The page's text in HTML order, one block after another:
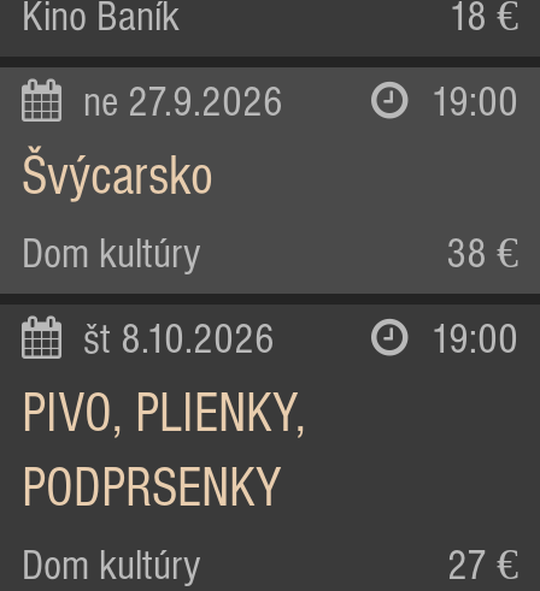
Kino Baník 18 €
ne 27.9.2026 19:00
Švýcarsko
Dom kultúry 38 €
št 8.10.2026 19:00
PIVO, PLIENKY,
PODPRSENKY
Dom kultúry 27 €